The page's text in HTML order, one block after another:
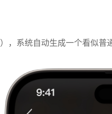
），系统自动生成一个看似